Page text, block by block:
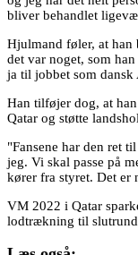
bliver behandlet
Hjulmand føler, at han
det var noget, som
ja til jobbet som dansk
Han tilføjer dog, at
Qatar og støtte
"Fansene har den ret
jeg. Vi skal passe på
kører fra styret. Det er
VM 2022 i Qatar
lodtrækning til